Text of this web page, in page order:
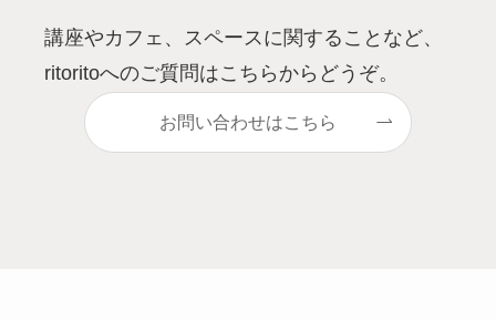
講座やカフェ、スペースに関することなど、
ritoritoへのご質問はこちらからどうぞ。
お問い合わせはこちら